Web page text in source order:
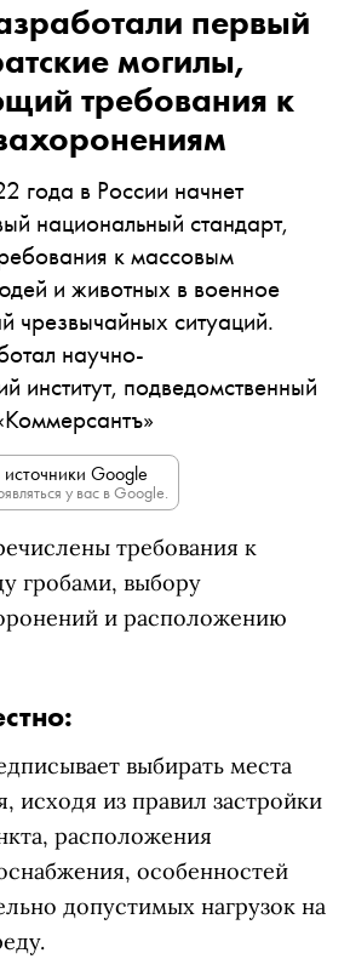
первый
могилы,
требования к
года в России начнет
национальный стандарт,
к массовым
и животных в военное
чрезвычайных ситуаций.
научно-
институт, подведомственный
Google
у вас в Google.
требования к
гробами, выбору
и расположению
выбирать места
исходя из правил застройки
расположения
особенностей
допустимых нагрузок на